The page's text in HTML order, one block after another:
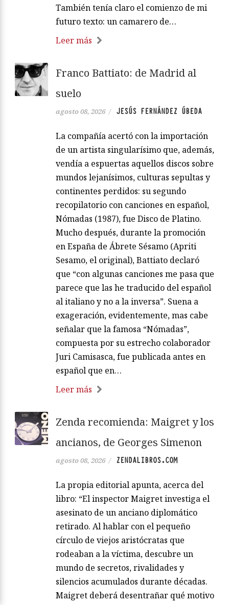
También tenía claro el comienzo de mi
futuro texto: un camarero de…
Leer más
Franco Battiato: de Madrid al
suelo
agosto 08, 2026 / JESÚS FERNÁNDEZ ÚBEDA
La compañía acertó con la importación
de un artista singularísimo que, además,
vendía a espuertas aquellos discos sobre
mundos lejanísimos, culturas sepultas y
continentes perdidos: su segundo
recopilatorio con canciones en español,
Nómadas (1987), fue Disco de Platino.
Mucho después, durante la promoción
en España de Ábrete Sésamo (Apriti
Sesamo, el original), Battiato declaró
que “con algunas canciones me pasa que
parece que las he traducido del español
al italiano y no a la inversa”. Suena a
exageración, evidentemente, mas cabe
señalar que la famosa “Nómadas”,
compuesta por su estrecho colaborador
Juri Camisasca, fue publicada antes en
español que en…
Leer más
Zenda recomienda: Maigret y los
ancianos, de Georges Simenon
agosto 08, 2026 / ZENDALIBROS.COM
La propia editorial apunta, acerca del
libro: “El inspector Maigret investiga el
asesinato de un anciano diplomático
retirado. Al hablar con el pequeño
círculo de viejos aristócratas que
rodeaban a la víctima, descubre un
mundo de secretos, rivalidades y
silencios acumulados durante décadas.
Maigret deberá desentrañar qué motivo